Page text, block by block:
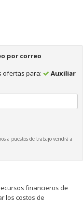
por correo
ofertas para:
Auxiliar
a puestos de trabajo vendrá a
financieros de
los costos de